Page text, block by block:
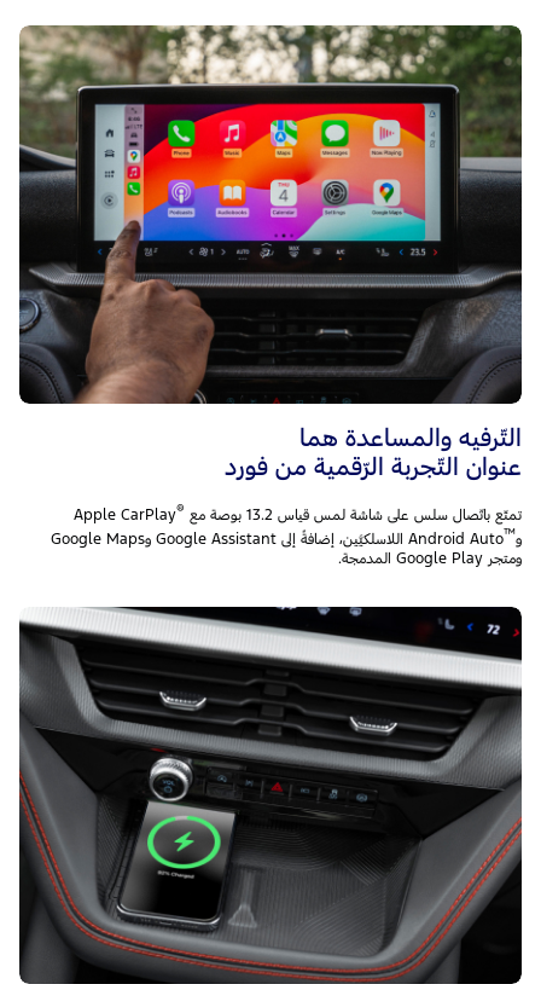
التّرفيه والمساعدة هما
عنوان التّجربة الرّقمية من فورد
تمتّع باتّصال سلس على شاشة لمس قياس 13.2 بوصة مع Apple CarPlay ®
وAndroid Auto™
‎ اللاسلكيَّين، إضافةً إلى Google Assistant وGoogle Maps
ومتجر Google Play المدمجة.